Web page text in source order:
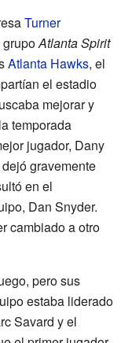
Turner
grupoAtlanta Spirit
Atlanta Hawks, el
el estadio
mejorar y
temporada
jugador, Dany
gravemente
en el
Dan Snyder.
cambiado a otro
pero sus
estaba liderado
Savard y el